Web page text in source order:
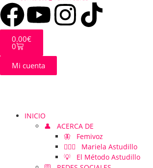
0.00€
0
Mi cuenta
INICIO
👤 ACERCA DE
🦋 Femivoz
👱🏻‍♀️ Mariela Astudillo
💡 El Método Astudillo